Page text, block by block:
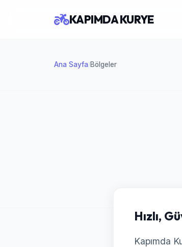
Ana Sayfa/Bölgeler
KAPIMDA KURYE
Hızlı,
Kapımda